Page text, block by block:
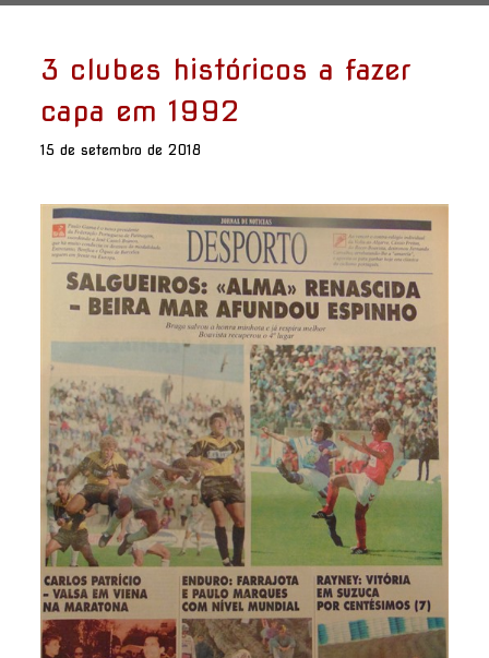
3 clubes históricos a fazer
capa em 1992
15 de setembro de 2018